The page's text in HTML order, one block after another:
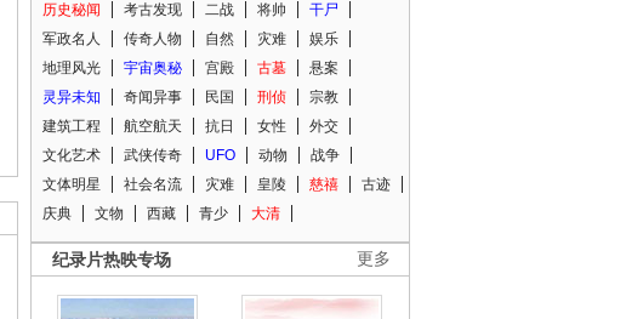
历史秘闻 考古发现 二战 将帅
干尸
军政名人
传奇人物 自然 灾难
娱乐
地理风光
宇宙奥秘 宫殿 古墓
悬案
灵异未知
奇闻异事 民国 刑侦
宗教
建筑工程
航空航天 抗日 女性
外交
文化艺术
武侠传奇 UFO 动物
战争
文体明星
社会名流 灾难 皇陵 慈禧
古迹
庆典
文物 西藏 青少 大清
更多
纪录片热映专场